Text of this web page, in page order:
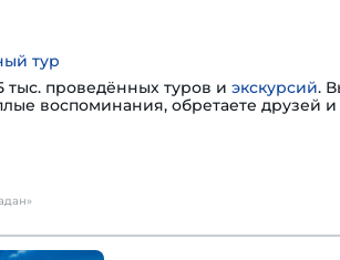
тур
тыс. проведённых туров и экскурсий.
воспоминания, обретаете друзей и